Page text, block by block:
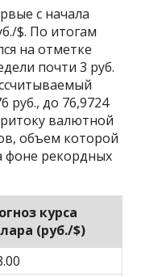
с начала
$. По итогам
на отметке
почти 3 руб.
руб., до 76,9724
валютной
объем которой
фоне рекордных
курса
(руб./$)